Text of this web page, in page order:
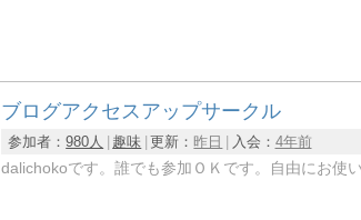
ブログアクセスアップサークル
参加者：980人 趣味 更新： 昨日 入会： 4年前
dalichokoです。誰でも参加ＯＫです。自由にお使い